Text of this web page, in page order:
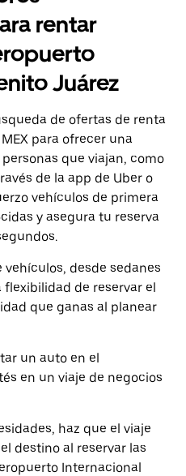
rentar
Juárez
de ofertas de renta
para ofrecer una
que viajan, como
de la app de Uber o
vehículos de primera
y asegura tu reserva
desde sedanes
flexibilidad de reservar el
que ganas al planear
un auto en el
en un viaje de negocios
haz que el viaje
destino al reservar las
Internacional